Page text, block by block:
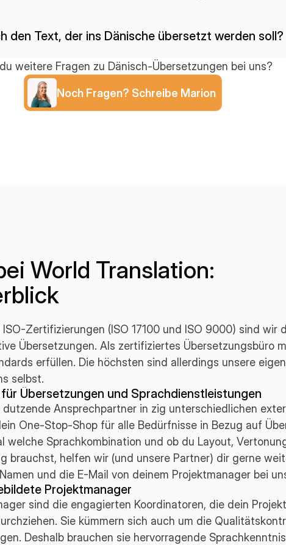
den Text, der ins Dänische übersetzt werden soll?
weitere Fragen zu Dänisch-Übersetzungen bei uns?
Noch Fragen? Schreibe Marion
World Translation:
ISO-Zertifizierungen (ISO 17100 und ISO 9000) sind wir
Übersetzungen. Als zertifiziertes Übersetzungsbüro
erfüllen. Die höchsten sind allerdings unsere
selbst.
Übersetzungen und Sprachdienstleistungen
Ansprechpartner in zig unterschiedlichen
One-Stop-Shop für alle Bedürfnisse in Bezug auf
welche Sprachkombination und ob du Layout,
brauchst, helfen wir (und unsere Partner) dir gerne
und die E-Mail von deinem Projektmanager bei
Projektmanager
sind die engagierten Koordinatoren, die dein
Sie kümmern sich auch um die
Deshalb brauchen sie hervorragende